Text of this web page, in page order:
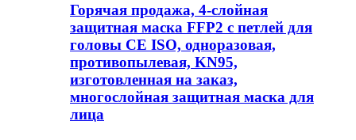
Горячая продажа, 4-слойная
защитная маска FFP2 с петлей для
головы CE ISO, одноразовая,
противопылевая, KN95,
изготовленная на заказ,
многослойная защитная маска для
лица